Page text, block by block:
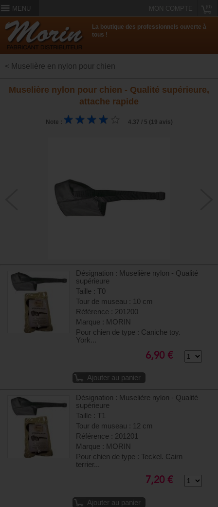
MENU MON COMPTE
La boutique des professionnels ouverte à
tous !
< Muselière en nylon pour chien
Muselière nylon pour chien - Qualité supérieure,
attache rapide
Note : 4.37 / 5 (19 avis)
Désignation : Muselière nylon - Qualité
supérieure
Taille : T0
Tour de museau : 10 cm
Référence : 201200
Marque : MORIN
Pour chien de type : Caniche toy.
York...
6,90 €
Ajouter au panier
Désignation : Muselière nylon - Qualité
supérieure
Taille : T1
Tour de museau : 12 cm
Référence : 201201
Marque : MORIN
Pour chien de type : Teckel. Cairn
terrier...
7,20 €
Ajouter au panier